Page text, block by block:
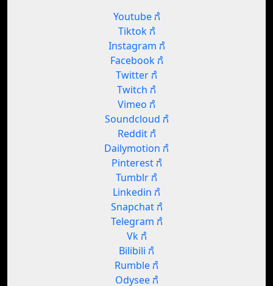
Youtube ಗೆ
Tiktok ಗೆ
Instagram ಗೆ
Facebook ಗೆ
Twitter ಗೆ
Twitch ಗೆ
Vimeo ಗೆ
Soundcloud ಗೆ
Reddit ಗೆ
Dailymotion ಗೆ
Pinterest ಗೆ
Tumblr ಗೆ
Linkedin ಗೆ
Snapchat ಗೆ
Telegram ಗೆ
Vk ಗೆ
Bilibili ಗೆ
Rumble ಗೆ
Odysee ಗೆ